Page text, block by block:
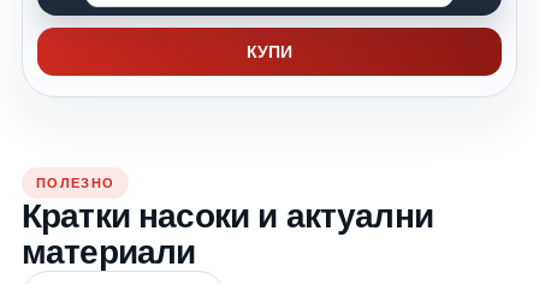
КУПИ
ПОЛЕЗНО
Кратки насоки и актуални
материали